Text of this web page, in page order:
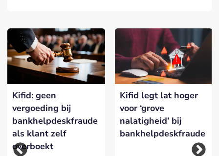
Kifid: geen
vergoeding bij
bankhelpdeskfraude
als klant zelf
overboekt
Kifid legt lat hoger
voor ‘grove
nalatigheid’ bij
bankhelpdeskfraude